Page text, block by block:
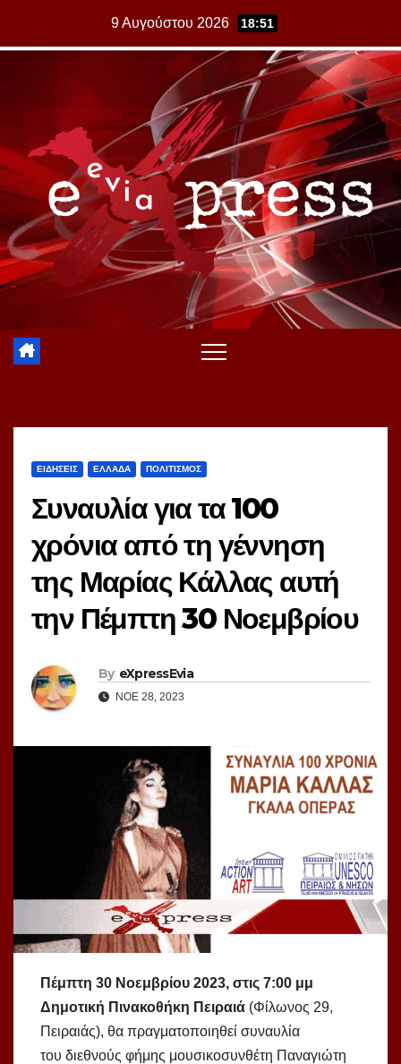
9 Αυγούστου 2026 18:51
ΕΙΔΗΣΕΙΣ ΕΛΛΑΔΑ ΠΟΛΙΤΙΣΜΟΣ
Συναυλία για τα 100
χρόνια από τη γέννηση
της Μαρίας Κάλλας αυτή
την Πέμπτη 30 Νοεμβρίου
By eXpressEvia
ΝΟΈ 28, 2023
Πέμπτη 30 Νοεμβρίου 2023, στις 7:00 μμ
Δημοτική Πινακοθήκη Πειραιά (Φίλωνος 29,
Πειραιάς), θα πραγματοποιηθεί συναυλία
του διεθνούς φήμης μουσικοσυνθέτη Παναγιώτη